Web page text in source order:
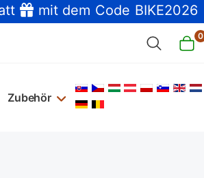
mit dem Code BIKE2026
0
Zubehör
Sprache auswählen